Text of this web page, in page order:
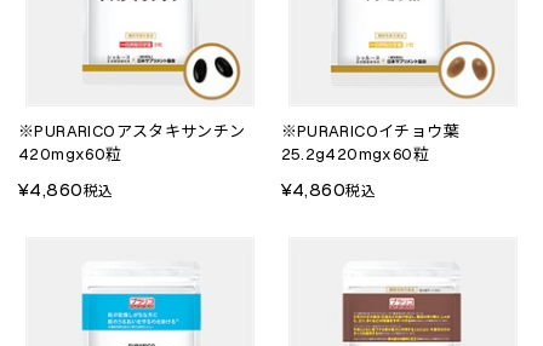
※PURARICOアスタキサンチン
420mgx60粒
¥4,860税込
※PURARICOイチョウ葉
25.2g420mgx60粒
¥4,860税込